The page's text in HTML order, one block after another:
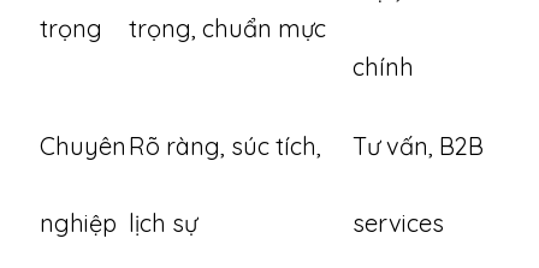
trọng trọng, chuẩn mực
chính
Chuyên
nghiệp
Rõ ràng, súc tích,
lịch sự
Tư vấn, B2B
services